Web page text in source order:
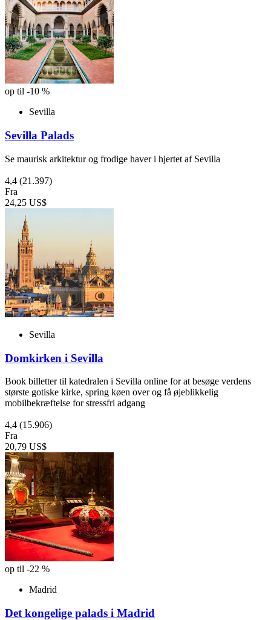
op til -10 %
Sevilla
Sevilla Palads
Se maurisk arkitektur og frodige haver i hjertet af Sevilla
4,4 (21.397)
Fra
24,25 US$
Sevilla
Domkirken i Sevilla
Book billetter til katedralen i Sevilla online for at besøge verdens
største gotiske kirke, spring køen over og få øjeblikkelig
mobilbekræftelse for stressfri adgang
4,4 (15.906)
Fra
20,79 US$
op til -22 %
Madrid
Det kongelige palads i Madrid